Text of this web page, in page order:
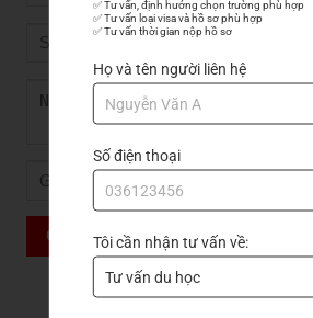
GỬI ĐẾN TRẦN QUANG
✅ Tư vấn, định hướng chọn trường phù hợp
✅ Tư vấn loại visa và hồ sơ phù hợp
✅ Tư vấn thời gian nộp hồ sơ
Họ và tên người liên hệ
Số điện thoại
Tôi cần nhận tư vấn về: